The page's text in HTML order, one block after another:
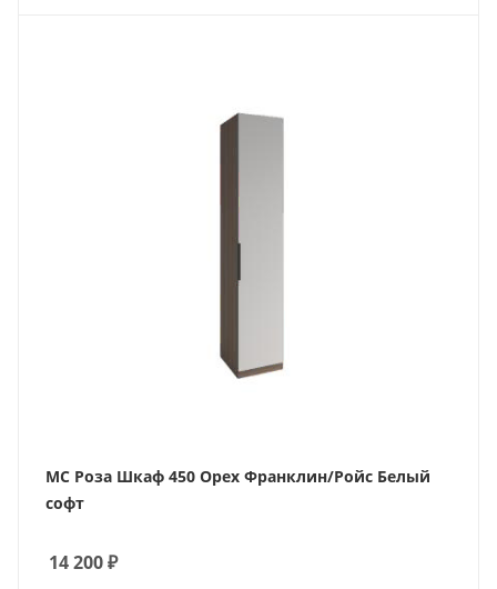
МС Роза Шкаф 450 Орех Франклин/Ройс Белый
софт
14 200₽